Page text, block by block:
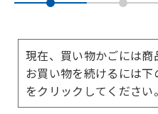
現在、買い物かごには商
お買い物を続けるには下
をクリックしてください。